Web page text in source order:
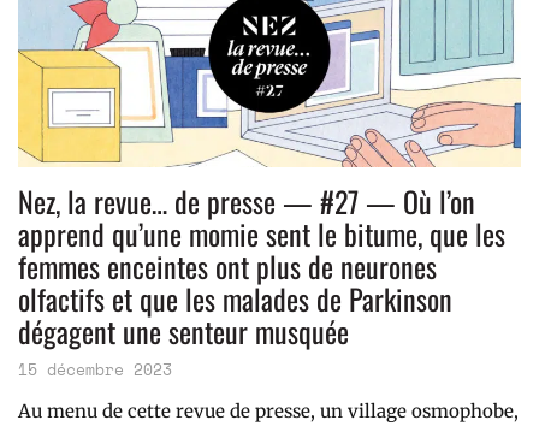
Nez, la revue… de presse — #27 — Où l’on
apprend qu’une momie sent le bitume, que les
femmes enceintes ont plus de neurones
olfactifs et que les malades de Parkinson
dégagent une senteur musquée
15 décembre 2023
Au menu de cette revue de presse, un village osmophobe,